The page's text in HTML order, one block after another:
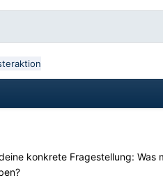
konkrete Fragestellung: Was